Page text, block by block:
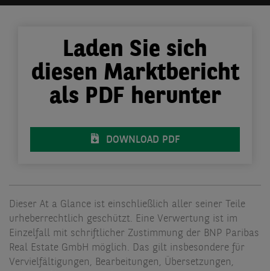
Laden Sie sich
diesen Marktbericht
als PDF herunter
DOWNLOAD PDF
Dieser At a Glance ist einschließlich aller seiner Teile
urheberrechtlich geschützt. Eine Verwertung ist im
Einzelfall mit schriftlicher Zustimmung der BNP Paribas
Real Estate GmbH möglich. Das gilt insbesondere für
Vervielfältigungen, Bearbeitungen, Übersetzungen,